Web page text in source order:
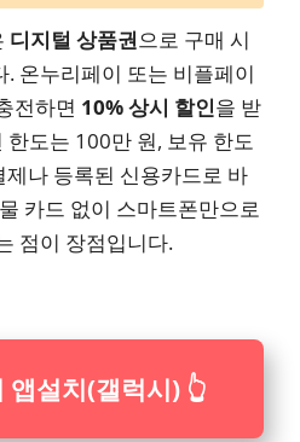
디지털 상품권으로 구매 시
온누리페이 또는 비플페이
전하면 10% 상시 할인을 받
한도는 100만 원, 보유 한도
나 등록된 신용카드로 바
카드 없이 스마트폰만으로
점이 장점입니다.
앱설치(갤럭시) 👆